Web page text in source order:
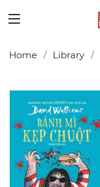
Home Library